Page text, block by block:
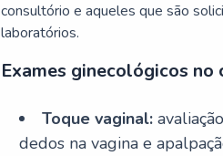
consultório e aqueles que são
laboratórios.
Exames ginecológicos
Toque vaginal:
dedos na vagina e